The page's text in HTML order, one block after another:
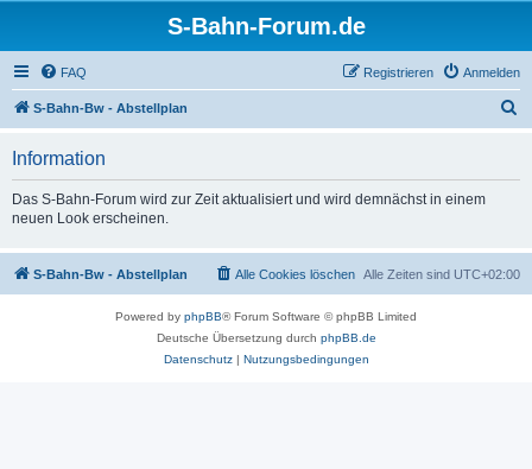
S-Bahn-Forum.de
FAQ Anmelden
Registrieren
S-Bahn-Bw - Abstellplan
Information
Das S-Bahn-Forum wird zur Zeit aktualisiert und wird demnächst in einem
neuen Look erscheinen.
S-Bahn-Bw - Abstellplan Alle Zeiten sind UTC+02:00
Alle Cookies löschen
Powered by phpBB® Forum Software © phpBB Limited
Deutsche Übersetzung durch phpBB.de
Datenschutz| Nutzungsbedingungen